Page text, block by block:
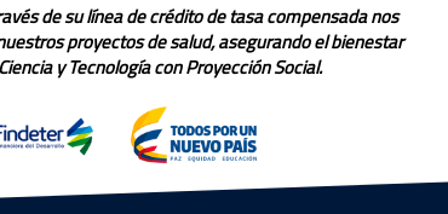
de su línea de crédito de tasa compensada nos
proyectos de salud, asegurando el bienestar
y Tecnología con Proyección Social.